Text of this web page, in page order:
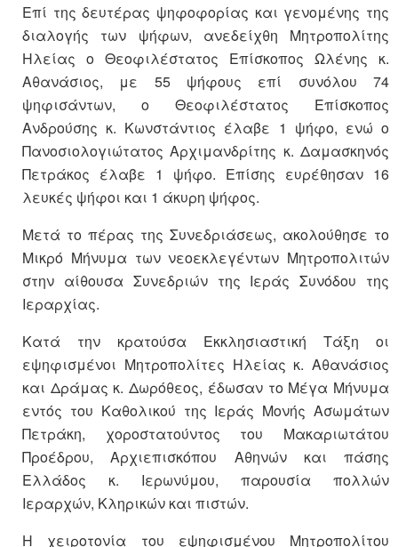
Επί της δευτέρας ψηφοφορίας και γενομένης της
διαλογής των ψήφων, ανεδείχθη Μητροπολίτης
Ηλείας ο Θεοφιλέστατος Επίσκοπος Ωλένης κ.
Αθανάσιος, με 55 ψήφους επί συνόλου 74
ψηφισάντων, ο Θεοφιλέστατος Επίσκοπος
Ανδρούσης κ. Κωνστάντιος έλαβε 1 ψήφο, ενώ ο
Πανοσιολογιώτατος Αρχιμανδρίτης κ. Δαμασκηνός
Πετράκος έλαβε 1 ψήφο. Επίσης ευρέθησαν 16
λευκές ψήφοι και 1 άκυρη ψήφος.
Μετά το πέρας της Συνεδριάσεως, ακολούθησε το
Μικρό Μήνυμα των νεοεκλεγέντων Μητροπολιτών
στην αίθουσα Συνεδριών της Ιεράς Συνόδου της
Ιεραρχίας.
Κατά την κρατούσα Εκκλησιαστική Τάξη οι
εψηφισμένοι Μητροπολίτες Ηλείας κ. Αθανάσιος
και Δράμας κ. Δωρόθεος, έδωσαν το Μέγα Μήνυμα
εντός του Καθολικού της Ιεράς Μονής Ασωμάτων
Πετράκη, χοροστατούντος του Μακαριωτάτου
Προέδρου, Αρχιεπισκόπου Αθηνών και πάσης
Ελλάδος κ. Ιερωνύμου, παρουσία πολλών
Ιεραρχών, Κληρικών και πιστών.
Η χειροτονία του εψηφισμένου Μητροπολίτου